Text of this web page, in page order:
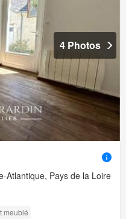
4 Photos
Atlantique, Pays de la Loire
meublé